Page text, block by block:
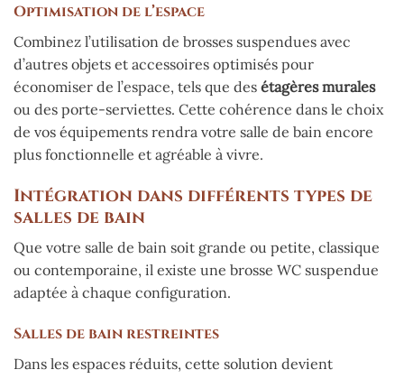
Optimisation de l’espace
Combinez l’utilisation de brosses suspendues avec
d’autres objets et accessoires optimisés pour
économiser de l’espace, tels que des étagères murales
ou des porte-serviettes. Cette cohérence dans le choix
de vos équipements rendra votre salle de bain encore
plus fonctionnelle et agréable à vivre.
Intégration dans différents types de
salles de bain
Que votre salle de bain soit grande ou petite, classique
ou contemporaine, il existe une brosse WC suspendue
adaptée à chaque configuration.
Salles de bain restreintes
Dans les espaces réduits, cette solution devient